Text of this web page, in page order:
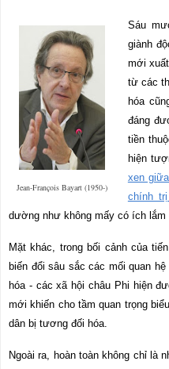
Jean-François Bayart (1950-)
Sáu
giành
mới
từ các
hóa
đáng
tiền
hiện
xen
chính
dường như không mấy có ích lắm
Mặt khác, trong bối cảnh của
biến đổi sâu sắc các mối quan
hóa - các xã hội châu Phi hiện
mới khiến cho tầm quan trọng
dân bị tương đối hóa.
Ngoài ra, hoàn toàn không chỉ là